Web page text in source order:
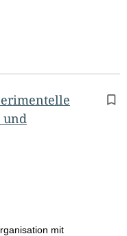
und
mit